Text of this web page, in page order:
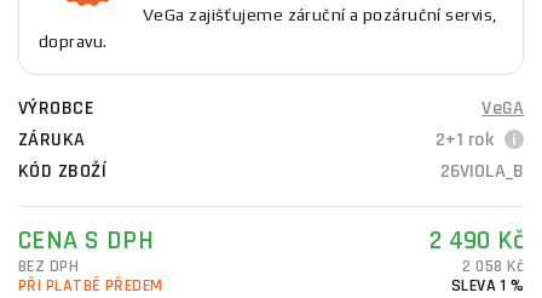
VeGa zajišťujeme záruční a pozáruční servis,
dopravu.
VÝROBCE
VeGA
ZÁRUKA
2+1 rok
KÓD ZBOŽÍ
26VIOLA_B
CENA S DPH 2 490 Kč
BEZ DPH
2 058 Kč
PŘI PLATBĚ PŘEDEM
SLEVA 1 %